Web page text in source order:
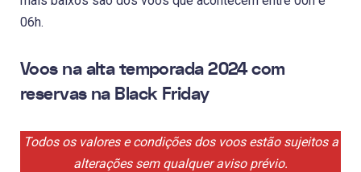
06h.
Voos na alta temporada 2024 com
reservas na Black Friday
Todos os valores e condições dos voos estão sujeitos a
alterações sem qualquer aviso prévio.